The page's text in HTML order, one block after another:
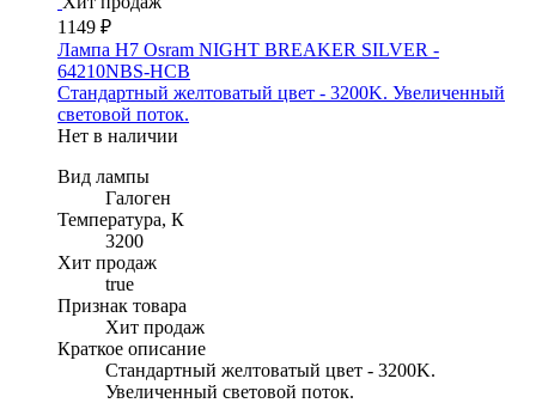
1149 ₽
Лампа H7 Osram NIGHT BREAKER SILVER -
64210NBS-HCB
Стандартный желтоватый цвет - 3200K. Увеличенный
световой поток.
Нет в наличии
Вид лампы
Галоген
Температура, К
3200
Хит продаж
true
Признак товара
Хит продаж
Краткое описание
Стандартный желтоватый цвет - 3200K.
Увеличенный световой поток.